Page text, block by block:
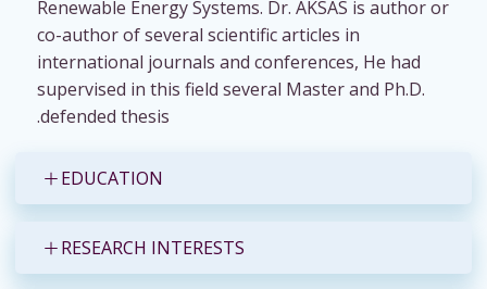
Renewable Energy Systems. Dr. AKSAS is author or
co-author of several scientific articles in
international journals and conferences, He had
supervised in this field several Master and Ph.D.
defended thesis.
EDUCATION
RESEARCH INTERESTS